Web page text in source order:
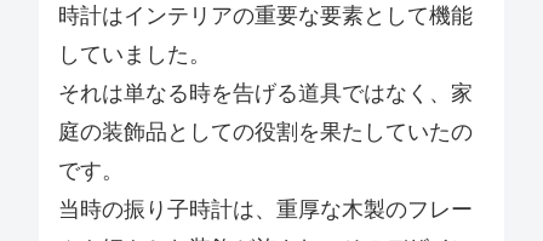
時計はインテリアの重要な要素として機能
していました。
それは単なる時を告げる道具ではなく、家
庭の装飾品としての役割を果たしていたの
です。
当時の振り子時計は、重厚な木製のフレー